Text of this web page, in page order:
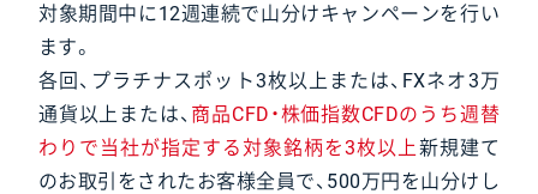
対象期間中に12週連続で山分けキャンペーンを行い
ます。
各回、プラチナスポット3枚以上または、FXネオ3万
通貨以上または、 商品CFD・株価指数CFDのうち週替
わりで当社が指定する対象銘柄を3枚以上 新規建て
のお取引をされたお客様全員で、500万円を山分けし